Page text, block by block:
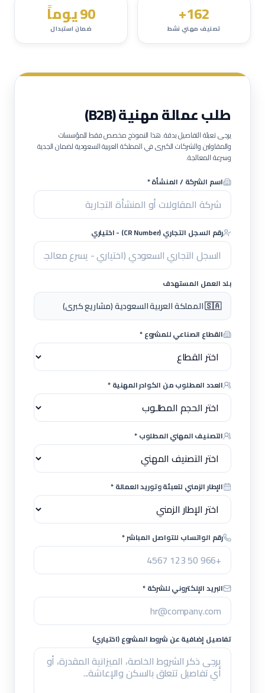
162+
تصنيف مهني نشط
90 يوماً
ضمان استبدال
طلب عمالة مهنية (B2B)
يرجى تعبئة التفاصيل بدقة. هذا النموذج مخصص فقط للمؤسسات
والمقاولين والشركات الكبرى في المملكة العربية السعودية لضمان الجدية
وسرعة المعالجة.
اسم الشركة / المنشأة *
رقم السجل التجاري (CR Number) - اختياري
بلد العمل المستهدف
🇸🇦 المملكة العربية السعودية (مشاريع كبرى)
القطاع الصناعي للمشروع *
العدد المطلوب من الكوادر المهنية *
التصنيف المهني المطلوب *
الإطار الزمني لتعبئة وتوريد العمالة *
رقم الواتساب للتواصل المباشر *
البريد الإلكتروني للشركة *
تفاصيل إضافية عن شروط المشروع (اختياري)